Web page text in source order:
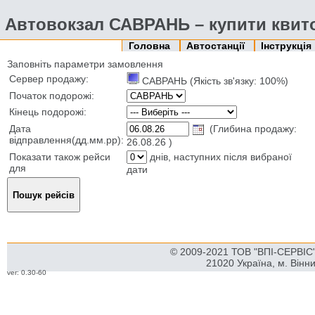
Автовокзал САВРАНЬ – купити
Головна Автостанції
Інструкція
Заповніть параметри замовлення
Сервер продажу:
САВРАНЬ (Якість зв'язку: 100%)
Початок подорожі:
Кінець подорожі:
Дата
відправлення(дд.мм.рр):
(Глибина продажу:
26.08.26 )
Показати також рейси
для
днів, наступних після вибраної
дати
© 2009-2021 ТОВ "ВПІ-
21020 Україна, м.
ver: 0.30-60